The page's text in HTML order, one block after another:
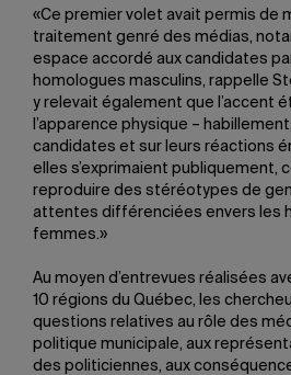
«Ce premier volet avait permis de
traitement genré des médias,
espace accordé aux candidates
homologues masculins, rappelle
y relevait également que l’accent
l’apparence physique –
candidates et sur leurs réactions
elles s’exprimaient publiquement,
reproduire des stéréotypes de
attentes différenciées envers les
femmes.»
Au moyen d’entrevues réalisées
10 régions du Québec, les
questions relatives au rôle des
politique municipale, aux
des politiciennes, aux